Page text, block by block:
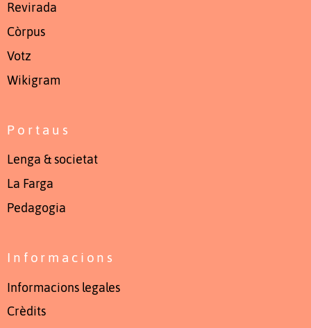
Revirada
Còrpus
Votz
Wikigram
Portaus
Lenga & societat
La Farga
Pedagogia
Informacions
Informacions legales
Crèdits